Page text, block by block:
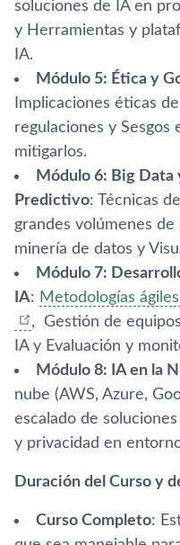
soluciones de IA en
y Herramientas y
IA.
Módulo 5: Ética y
Implicaciones éticas
regulaciones y Sesgos
mitigarlos.
Módulo 6: Big Data
Predictivo: Técnicas
grandes volúmenes
minería de datos y
Módulo 7:
IA: Metodologías
, Gestión de
IA y Evaluación y
Módulo 8: IA en la
nube (AWS, Azure,
escalado de
y privacidad en
Duración del Curso y
Curso Completo: